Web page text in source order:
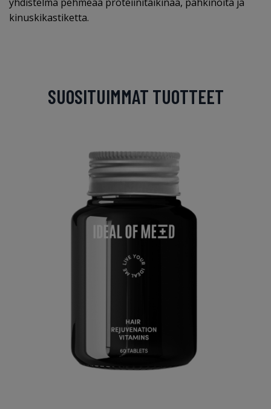
yhdistelmä pehmeää proteiinitaikinaa, pähkinöitä ja
kinuskikastiketta.
SUOSITUIMMAT TUOTTEET